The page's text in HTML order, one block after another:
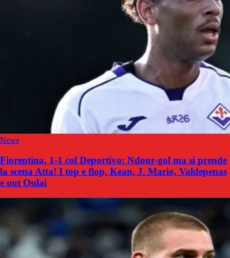
News
Fiorentina, 1-1 col Deportivo: Ndour-gol ma si prende
la scena Atta! I top e flop, Kean, J. Mario, Valdepenas
e out Oulai